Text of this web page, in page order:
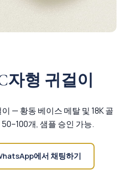
자형 귀걸이
— 황동 베이스 메탈 및 18K 골
개, 샘플 승인 가능.
에서 채팅하기